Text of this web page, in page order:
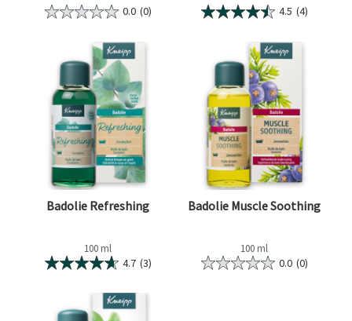
0.0 (0) 4.5 (4)
Badolie Refreshing
100 ml
4.7 (3)
Badolie Muscle Soothing
100 ml
0.0 (0)